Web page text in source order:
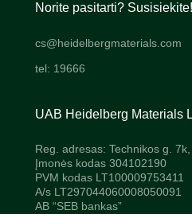
Norite pasitarti? Susisiekite!
cs@heidelbergmaterials.com
tel: 19666
UAB Heidelberg Materials
Reg. adresas: Technikos g.
Įmonės kodas 304102190
PVM kodas LT100009753411
A/s LT297044060008050091
AB “SEB bankas”